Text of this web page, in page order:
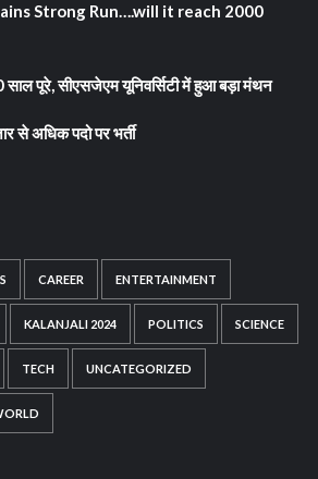
Strong Run….will it reach 2000
साल पूरे, सीएसजेएम यूनिवर्सिटी में हुआ बड़ा मंथन
से अधिक पदो पर भर्ती
CAREER ENTERTAINMENT
KALANJALI 2024 POLITICS SCIENCE
TECH UNCATEGORIZED